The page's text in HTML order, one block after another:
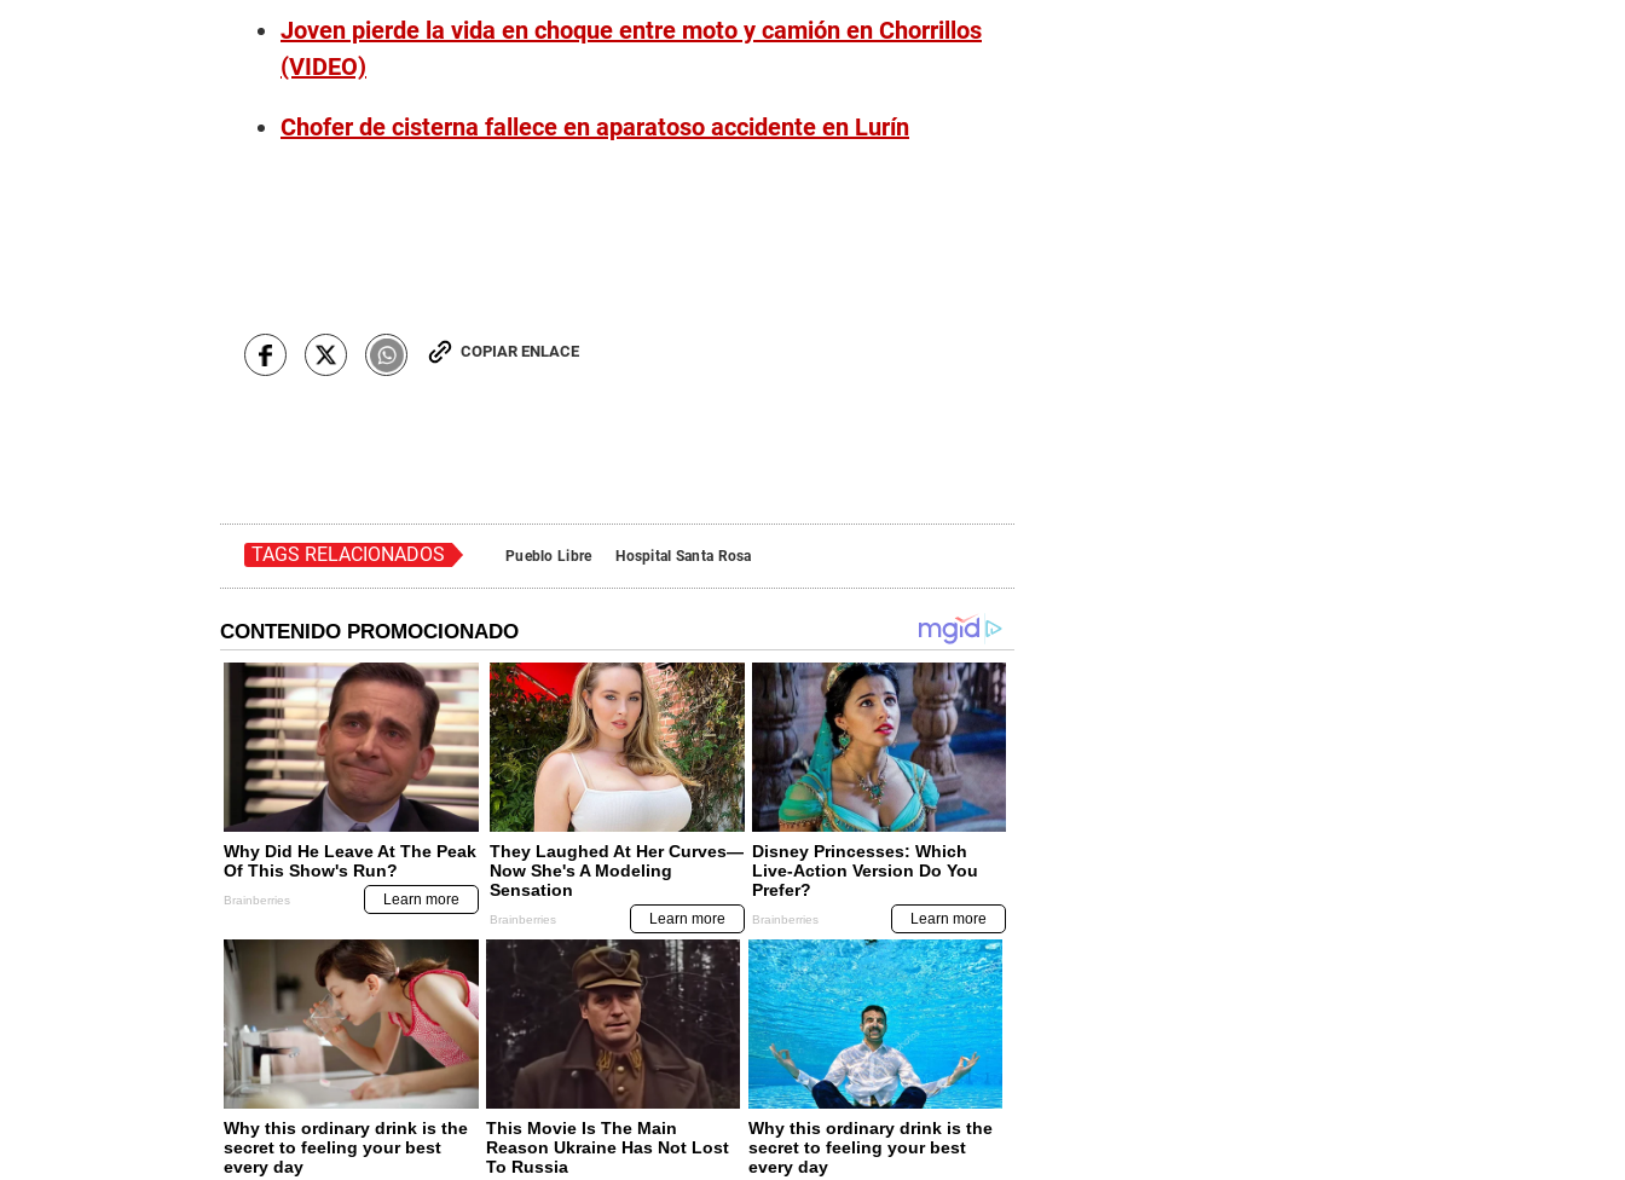
Joven pierde la vida en choque entre moto y camión en Chorrillos
(VIDEO)
Chofer de cisterna fallece en aparatoso accidente en Lurín
COPIAR ENLACE
TAGS RELACIONADOS Pueblo Libre Hospital Santa Rosa